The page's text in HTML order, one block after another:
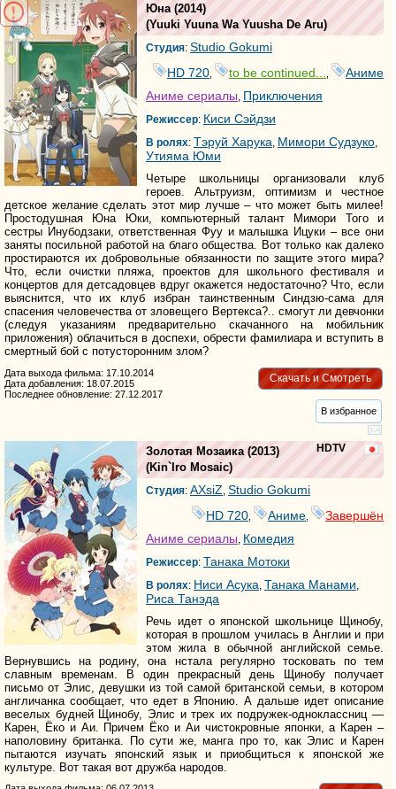
Юна (2014)
(Yuuki Yuuna Wa Yuusha De Aru)
Студия: Studio Gokumi
HD 720
to be continued...
Аниме
Аниме сериалы, Приключения
Режиссер: Киси Сэйдзи
В ролях: Тэруй Харука, Мимори Судзуко,
Утияма Юми
Четыре школьницы организовали клуб
героев. Альтруизм, оптимизм и честное
детское желание сделать этот мир лучше – что может быть милее!
Простодушная Юна Юки, компьютерный талант Мимори Того и
сестры Инубодзаки, ответственная Фуу и малышка Ицуки – все они
заняты посильной работой на благо общества. Вот только как далеко
простираются их добровольные обязанности по защите этого мира?
Что, если очистки пляжа, проектов для школьного фестиваля и
концертов для детсадовцев вдруг окажется недостаточно? Что, если
выяснится, что их клуб избран таинственным Синдзю-сама для
спасения человечества от зловещего Вертекса?.. смогут ли девчонки
(следуя указаниям предварительно скачанного на мобильник
приложения) облачиться в доспехи, обрести фамилиара и вступить в
смертный бой с потусторонним злом?
Скачать и Смотреть
Дата выхода фильма: 17.10.2014
Дата добавления: 18.07.2015
Последнее обновление: 27.12.2017
В избранное
HDTV
Золотая Мозаика(2013)
(Kin`iro Mosaic)
Студия: AXsiZ Studio Gokumi
HD 720
Аниме
Завершён
Аниме сериалы Комедия
Режиссер: Танака Мотоки
В ролях: Ниси Асука Танака Манами
Риса Танэда
Речь идет о японской школьнице Щинобу,
которая в прошлом училась в Англии и при
этом жила в обычной английской семье.
Вернувшись на родину, она нстала регулярно тосковать по тем
славным временам. В один прекрасный день Щинобу получает
письмо от Элис, девушки из той самой британской семьи, в котором
англичанка сообщает, что едет в Японию. А дальше идет описание
веселых будней Щинобу, Элис и трех их подружек-одноклассниц —
Карен, Ёко и Аи. Причем Ёко и Аи чистокровные японки, а Карен –
наполовину британка. По сути же, манга про то, как Элис и Карен
пытаются изучать японский язык и приобщиться к японской же
культуре. Вот такая вот дружба народов.